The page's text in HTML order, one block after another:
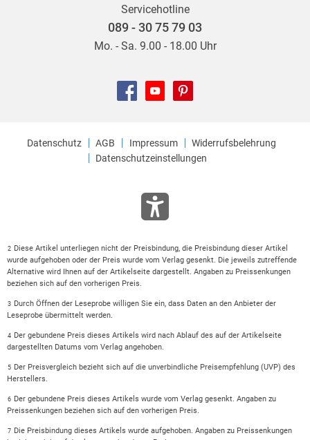
Servicehotline
089 - 30 75 79 03
Mo. - Sa. 9.00 - 18.00 Uhr
Datenschutz AGB Impressum
Widerrufsbelehrung
Datenschutzeinstellungen
2 Diese Artikel unterliegen nicht der Preisbindung, die Preisbindung dieser Artikel
wurde aufgehoben oder der Preis wurde vom Verlag gesenkt. Die jeweils zutreffende
Alternative wird Ihnen auf der Artikelseite dargestellt. Angaben zu Preissenkungen
beziehen sich auf den vorherigen Preis.
3 Durch Öffnen der Leseprobe willigen Sie ein, dass Daten an den Anbieter der
Leseprobe übermittelt werden.
4 Der gebundene Preis dieses Artikels wird nach Ablauf des auf der Artikelseite
dargestellten Datums vom Verlag angehoben.
5 Der Preisvergleich bezieht sich auf die unverbindliche Preisempfehlung (UVP) des
Herstellers.
6 Der gebundene Preis dieses Artikels wurde vom Verlag gesenkt. Angaben zu
Preissenkungen beziehen sich auf den vorherigen Preis.
7 Die Preisbindung dieses Artikels wurde aufgehoben. Angaben zu Preissenkungen